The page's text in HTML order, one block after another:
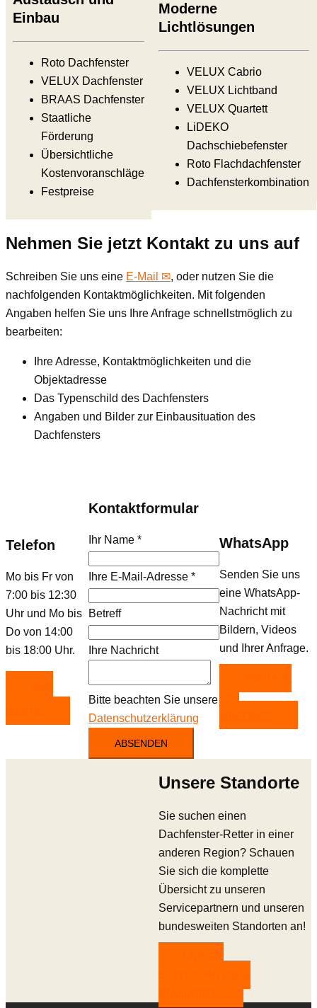
Einbau
Roto Dachfenster
VELUX Dachfenster
BRAAS Dachfenster
Staatliche
Förderung
Übersichtliche
Kostenvoranschläge
Festpreise
Moderne
Lichtlösungen
VELUX Cabrio
VELUX Lichtband
VELUX Quartett
LiDEKO
Dachschiebefenster
Roto Flachdachfenster
Dachfensterkombination
Nehmen Sie jetzt Kontakt zu uns auf
Schreiben Sie uns eine E-Mail ✉, oder nutzen Sie die
nachfolgenden Kontaktmöglichkeiten. Mit folgenden
Angaben helfen Sie uns Ihre Anfrage schnellstmöglich zu
bearbeiten:
Ihre Adresse, Kontaktmöglichkeiten und die
Objektadresse
Das Typenschild des Dachfensters
Angaben und Bilder zur Einbausituation des
Dachfensters
Telefon
Mo bis Fr von
7:00 bis 12:30
Uhr und Mo bis
Do von 14:00
bis 18:00 Uhr.
Kontaktformular
Ihr Name*
Ihre E-Mail-Adresse*
Betreff
Ihre Nachricht
Bitte beachten Sie unsere
Datenschutzerklärung
ABSENDEN
WhatsApp
Senden Sie uns
eine WhatsApp-
Nachricht mit
Bildern, Videos
und Ihrer Anfrage.
Unsere Standorte
Sie suchen einen
Dachfenster-Retter in einer
anderen Region? Schauen
Sie sich die komplette
Übersicht zu unseren
Servicepartnern und unseren
bundesweiten Standorten an!